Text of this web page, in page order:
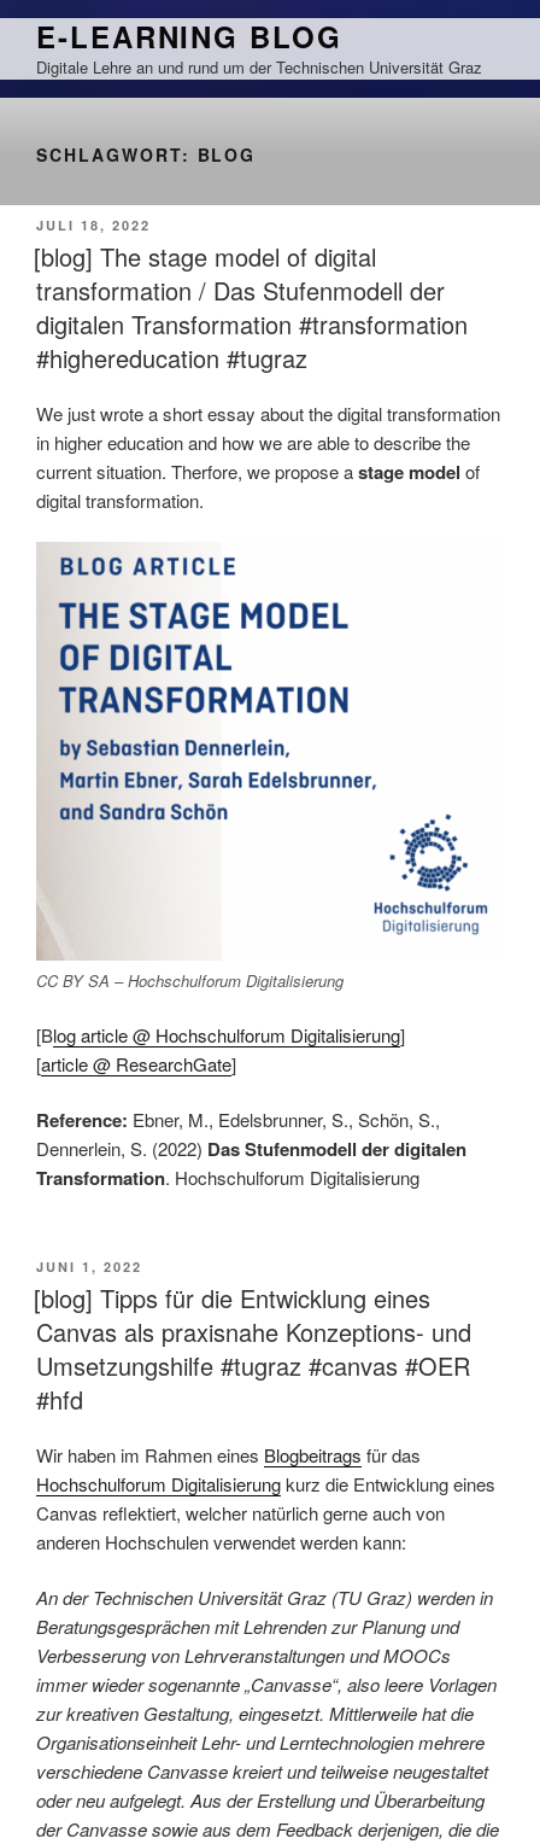
Zum
springen
E-LEARNING BLOG
Digitale Lehre an und rund um der Technischen Universität Graz
SCHLAGWORT: BLOG
VERÖFFENTLICHT
AM
JULI 18, 2022
[blog] The stage model of digital
transformation / Das Stufenmodell der
digitalen Transformation #transformation
#highereducation #tugraz
We just wrote a short essay about the digital transformation
in higher education and how we are able to describe the
current situation. Therfore, we propose astage model of
digital transformation.
CC BY SA – Hochschulforum Digitalisierung
[Blog article @ Hochschulforum Digitalisierung]
[article @ ResearchGate]
Reference: Ebner, M., Edelsbrunner, S., Schön, S.,
Dennerlein, S. (2022) Das Stufenmodell der digitalen
Transformation. Hochschulforum Digitalisierung
VERÖFFENTLICHT
AM
JUNI 1, 2022
[blog] Tipps für die Entwicklung eines
Canvas als praxisnahe Konzeptions- und
Umsetzungshilfe #tugraz #canvas #OER
#hfd
Wir haben im Rahmen eines Blogbeitrags für das
Hochschulforum Digitalisierungkurz die Entwicklung eines
Canvas reflektiert, welcher natürlich gerne auch von
anderen Hochschulen verwendet werden kann:
An der Technischen Universität Graz (TU Graz) werden in
Beratungsgesprächen mit Lehrenden zur Planung und
Verbesserung von Lehrveranstaltungen und MOOCs
immer wieder sogenannte „Canvasse“, also leere Vorlagen
zur kreativen Gestaltung, eingesetzt. Mittlerweile hat die
Organisationseinheit Lehr- und Lerntechnologien mehrere
verschiedene Canvasse kreiert und teilweise neugestaltet
oder neu aufgelegt. Aus der Erstellung und Überarbeitung
der Canvasse sowie aus dem Feedback derjenigen, die die